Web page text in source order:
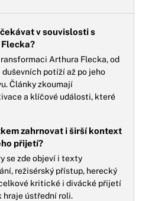
v souvislosti s
Arthura Flecka, od
potíží až po jeho
Články zkoumají
a klíčové události, které
zahrnovat i širší kontext
přijetí?
se zde objeví i texty
režisérský přístup, herecký
kritické i divácké přijetí
hraje ústřední roli.